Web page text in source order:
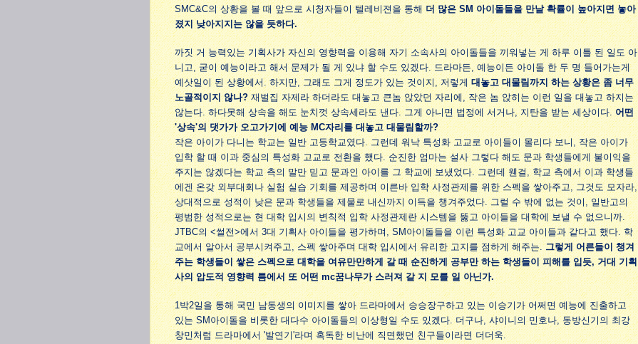
SMC&C의 상황을 볼 때 앞으로 시청자들이 텔레비젼을 통해더 많은 SM 아이돌들을 만날 확률이 높아지면 놓아
졌지 낮아지지는 않을 듯하다.
까짓 거 능력있는 기획사가 자신의 영향력을 이용해 자기 소속사의 아이돌들을 끼워넣는 게 하루 이틀 된 일도 아
니고, 굳이 예능이라고 해서 문제가 될 게 있냐 할 수도 있겠다. 드라마든, 예능이든 아이돌 한 두 명 들어가는게
예삿일이 된 상황에서. 하지만, 그래도 그게 정도가 있는 것이지, 저렇게대놓고 대물림까지 하는 상황은 좀 너무
노골적이지 않나?재벌집 자제라 하더라도 대놓고 큰놈 앉았던 자리에, 작은 놈 앉히는 이런 일을 대놓고 하지는
않는다. 하다못해 상속을 해도 눈치껏 상속세라도 낸다. 그게 아니면 법정에 서거나, 지탄을 받는 세상이다.어떤
'상속'의 댓가가 오고가기에 예능 MC자리를 대놓고 대물림할까?
작은 아이가 다니는 학교는 일반 고등학교였다. 그런데 워낙 특성화 고교로 아이들이 몰리다 보니, 작은 아이가
입학 할 때 이과 중심의 특성화 고교로 전환을 했다. 순진한 엄마는 설사 그렇다 해도 문과 학생들에게 불이익을
주지는 않겠다는 학교 측의 말만 믿고 문과인 아이를 그 학교에 보냈었다. 그런데 웬걸, 학교 측에서 이과 학생들
에겐 온갖 외부대회나 실험 실습 기회를 제공하며 이른바 입학 사정관제를 위한 스펙을 쌓아주고, 그것도 모자라,
상대적으로 성적이 낮은 문과 학생들을 제물로 내신까지 이득을 챙겨주었다. 그럴 수 밖에 없는 것이, 일반고의
평범한 성적으로는 현 대학 입시의 변칙적 입학 사정관제란 시스템을 뚫고 아이들을 대학에 보낼 수 없으니까.
JTBC의 <썰전>에서 3대 기획사 아이들을 평가하며, SM아이돌들을 이런 특성화 고교 아이들과 같다고 했다. 학
교에서 알아서 공부시켜주고, 스펙 쌓아주며 대학 입시에서 유리한 고지를 점하게 해주는.그렇게 어른들이 챙겨
주는 학생들이 쌓은 스펙으로 대학을 여유만만하게 갈 때 순진하게 공부만 하는 학생들이 피해를 입듯, 거대 기획
사의 압도적 영향력 틈에서 또 어떤 mc꿈나무가 스러져 갈 지 모를 일 아닌가.
1박2일을 통해 국민 남동생의 이미지를 쌓아 드라마에서 승승장구하고 있는 이승기가 어쩌면 예능에 진출하고
있는 SM아이돌을 비롯한 대다수 아이돌들의 이상형일 수도 있겠다. 더구나, 샤이니의 민호나, 동방신기의 최강
창민처럼 드라마에서 '발연기'라며 혹독한 비난에 직면했던 친구들이라면 더더욱.